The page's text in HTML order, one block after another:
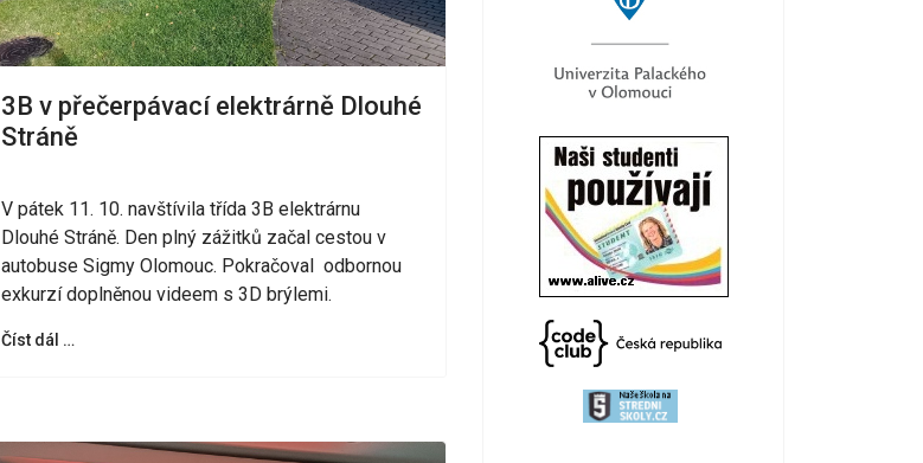
3B v přečerpávací elektrárně Dlouhé
Stráně
V pátek 11. 10. navštívila třída 3B elektrárnu
Dlouhé Stráně. Den plný zážitků začal cestou v
autobuse Sigmy Olomouc. Pokračoval odbornou
exkurzí doplněnou videem s 3D brýlemi.
Číst dál …